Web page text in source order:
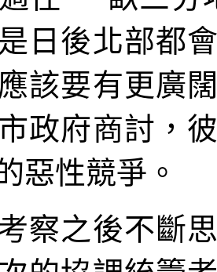
日後北部都
該要有更廣
政府商討，
惡性競爭。
察之後不斷